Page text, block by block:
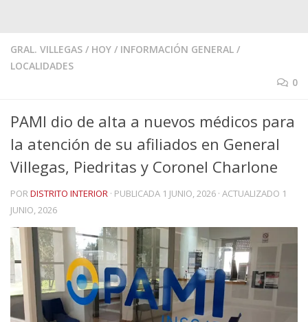
GRAL. VILLEGAS / HOY / INFORMACIÓN GENERAL /
LOCALIDADES
0
PAMI dio de alta a nuevos médicos para
la atención de su afiliados en General
Villegas, Piedritas y Coronel Charlone
PORDISTRITO INTERIOR · PUBLICADA 1 JUNIO, 2026 · ACTUALIZADO 1
JUNIO, 2026